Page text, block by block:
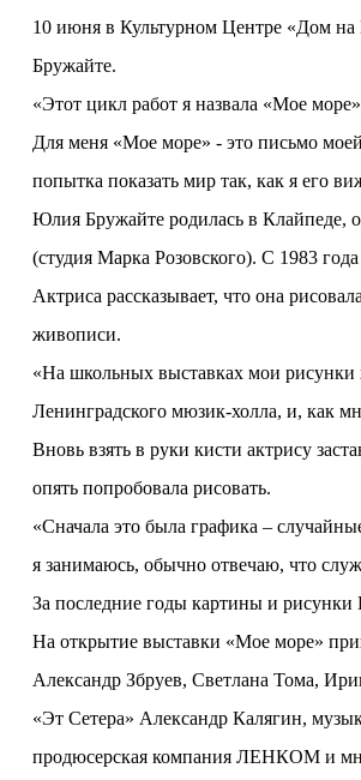
10 июня в Культурном Центре «Дом
Бружайте.
«Этот цикл работ я назвала «Мое
Для меня «Мое море» - это письмо
попытка показать мир так, как я его
Юлия Бружайте родилась в Клайпеде,
(студия Марка Розовского). С 1983
Актриса рассказывает, что она
живописи.
«На школьных выставках мои рисунки
Ленинградского мюзик-холла, и, как
Вновь взять в руки кисти актрису
опять попробовала рисовать.
«Сначала это была графика –
я занимаюсь, обычно отвечаю, что
За последние годы картины и
На открытие выставки «Мое море»
Александр Збруев, Светлана Тома,
«Эт Сетера» Александр Калягин,
продюсерская компания ЛЕНКОМ и